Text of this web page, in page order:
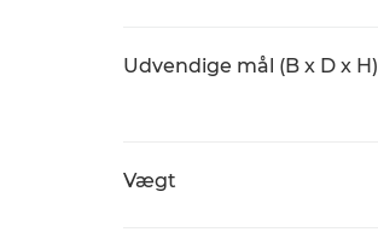
Udvendige mål (B x D x H)
Vægt